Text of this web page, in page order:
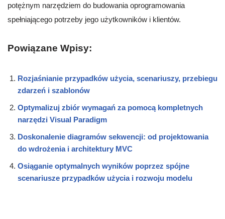
potężnym narzędziem do budowania oprogramowania
spełniającego potrzeby jego użytkowników i klientów.
Powiązane Wpisy:
Rozjaśnianie przypadków użycia, scenariuszy, przebiegu
zdarzeń i szablonów
Optymalizuj zbiór wymagań za pomocą kompletnych
narzędzi Visual Paradigm
Doskonalenie diagramów sekwencji: od projektowania
do wdrożenia i architektury MVC
Osiąganie optymalnych wyników poprzez spójne
scenariusze przypadków użycia i rozwoju modelu